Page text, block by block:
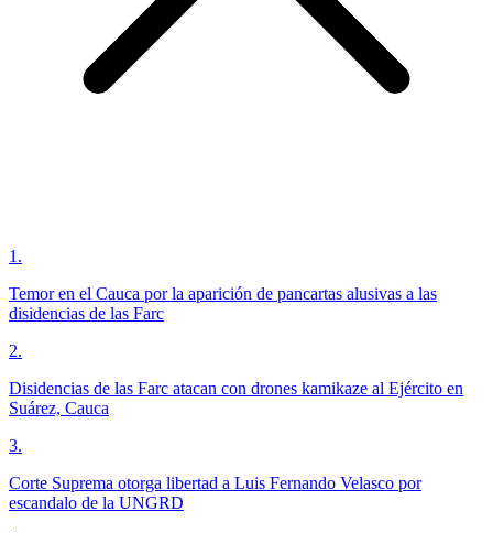
1 .
Temor en el Cauca por la aparición de pancartas alusivas a las
disidencias de las Farc
2.
Disidencias de las Farc atacan con drones kamikaze al Ejército en
Suárez, Cauca
3.
Corte Suprema otorga libertad a Luis Fernando Velasco por
escandalo de la UNGRD